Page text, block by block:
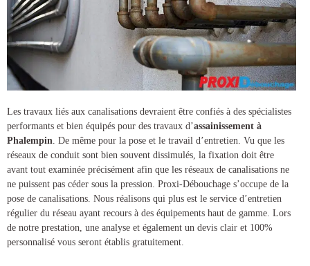
Les travaux liés aux canalisations devraient être confiés à des spécialistes
performants et bien équipés pour des travaux d’assainissement à
Phalempin. De même pour la pose et le travail d’entretien. Vu que les
réseaux de conduit sont bien souvent dissimulés, la fixation doit être
avant tout examinée précisément afin que les réseaux de canalisations ne
ne puissent pas céder sous la pression. Proxi-Débouchage s’occupe de la
pose de canalisations. Nous réalisons qui plus est le service d’entretien
régulier du réseau ayant recours à des équipements haut de gamme. Lors
de notre prestation, une analyse et également un devis clair et 100%
personnalisé vous seront établis gratuitement.